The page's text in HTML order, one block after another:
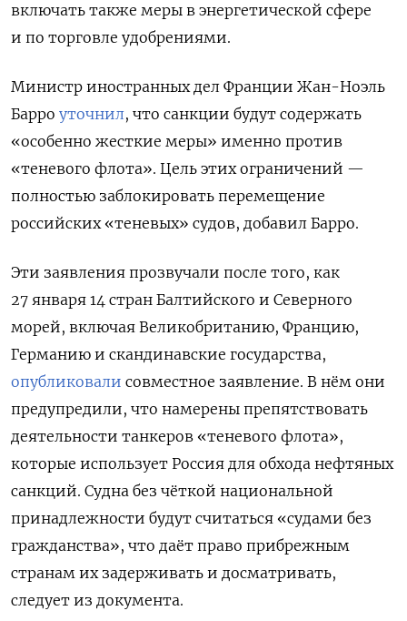
включать также меры в энергетической сфере
и по торговле удобрениями.
Министр иностранных дел Франции Жан-Ноэль
Барро уточнил, что санкции будут содержать
«особенно жесткие меры» именно против
«теневого флота». Цель этих ограничений —
полностью заблокировать перемещение
российских «теневых» судов, добавил Барро.
Эти заявления прозвучали после того, как
27 января 14 стран Балтийского и Северного
морей, включая Великобританию, Францию,
Германию и скандинавские государства,
опубликовали совместное заявление. В нём они
предупредили, что намерены препятствовать
деятельности танкеров «теневого флота»,
которые использует Россия для обхода нефтяных
санкций. Судна без чёткой национальной
принадлежности будут считаться «судами без
гражданства», что даёт право прибрежным
странам их задерживать и досматривать,
следует из документа.